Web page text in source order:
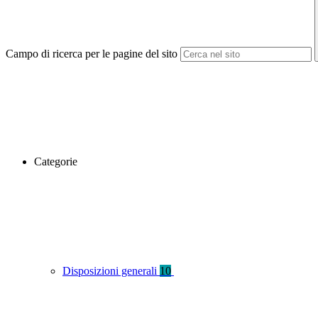
Campo di ricerca per le pagine del sito
Categorie
Disposizioni generali 10